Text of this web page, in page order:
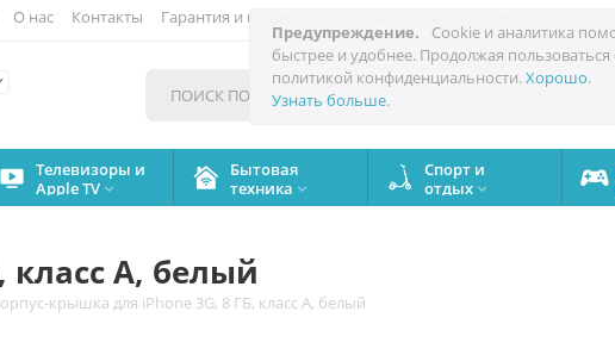
Предупреждение.
Cookie и аналитика
быстрее и удобнее. Продолжая
политикой конфиденциальности.Хорошо.
Узнать больше.
О нас Контакты Гарантия и поддержка
Телевизоры и
Apple TV 
Бытовая
техника 
Спорт и
отдых 
класс А, белый
крышка для iPhone 3G, 8 ГБ, класс А, белый